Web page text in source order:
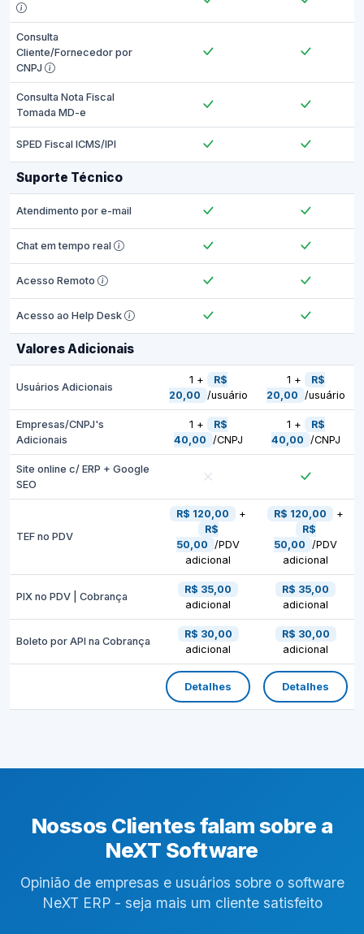
Consulta
Cliente/Fornecedor por
CNPJ
Consulta Nota Fiscal
Tomada MD-e
SPED Fiscal ICMS/IPI
Suporte Técnico
Atendimento por e-mail
Chat em tempo real
Acesso Remoto
Acesso ao Help Desk
Valores Adicionais
Usuários Adicionais
1 +
R$
20,00 /usuário
1 +
R$
20,00 /usuário
Empresas/CNPJ's
Adicionais
1 +
R$
40,00 /CNPJ
1 +
R$
40,00 /CNPJ
Site online c/ ERP + Google
SEO
TEF no PDV
R$ 120,00
+
R$
50,00 /PDV
adicional
R$ 120,00
+
R$
50,00 /PDV
adicional
PIX no PDV | Cobrança
R$ 35,00
adicional
R$ 35,00
adicional
Boleto por API na Cobrança
R$ 30,00
adicional
R$ 30,00
adicional
Detalhes Detalhes
Nossos Clientes falam sobre a
NeXT Software
Opinião de empresas e usuários sobre o software
NeXT ERP - seja mais um cliente satisfeito